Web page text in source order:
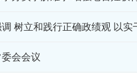
树立和践行正确政绩观 以实
会会议